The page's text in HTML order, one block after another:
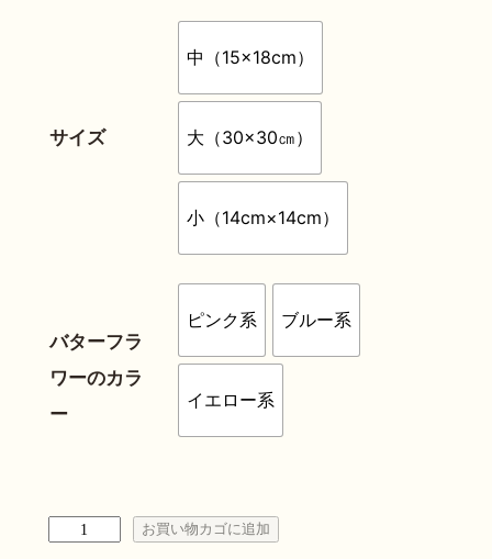
7
,
8
0
0
–
¥
1
,
サイズ
中（15×18cm）
大（30×30㎝）
小（14cm×14cm）
バターフラ
ワーのカラ
ー
ピンク系 ブルー系
イエロー系
お買い物カゴに追加